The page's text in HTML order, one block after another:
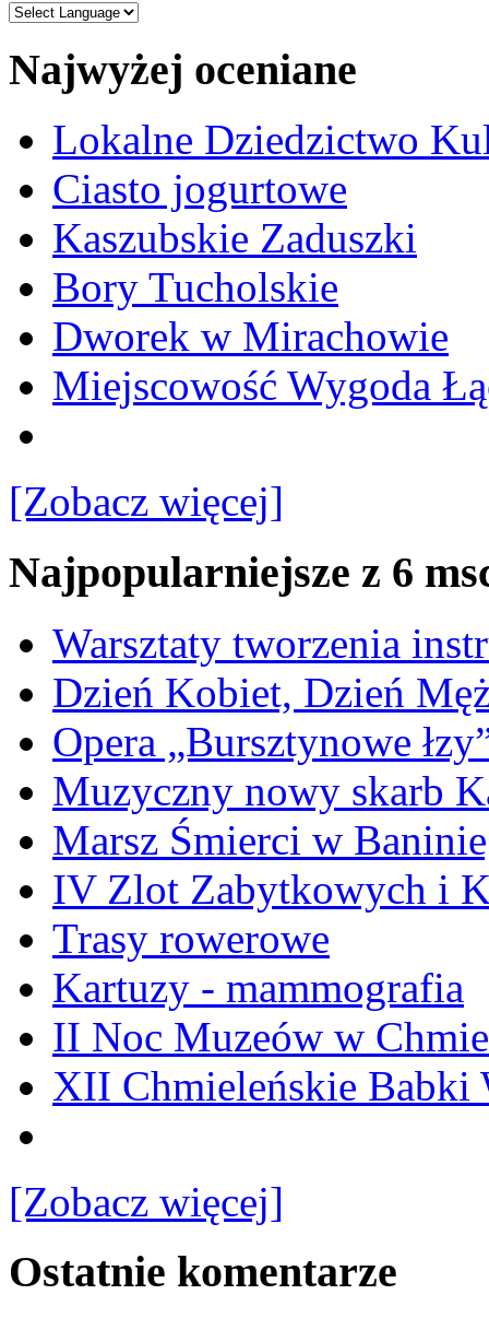
Najwyżej oceniane
Lokalne Dziedzictwo
Ciasto jogurtowe
Kaszubskie Zaduszki
Bory Tucholskie
Dworek w Mirachowie
Miejscowość Wygoda
[Zobacz więcej]
Najpopularniejsze z 6
Warsztaty tworzenia
Dzień Kobiet, Dzień
Opera „Bursztynowe
Muzyczny nowy skarb
Marsz Śmierci w
IV Zlot Zabytkowych i
Trasy rowerowe
Kartuzy - mammografia
II Noc Muzeów w
XII Chmieleńskie Babki
[Zobacz więcej]
Ostatnie komentarze